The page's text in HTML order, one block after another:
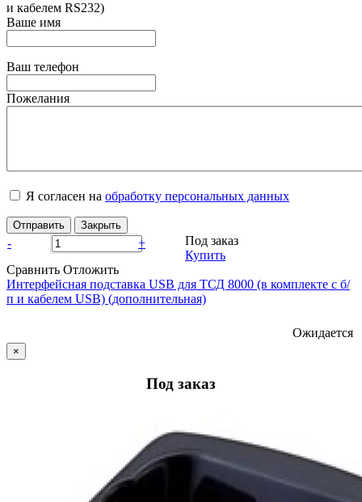
и кабелем RS232)
Ваше имя
Ваш телефон
Пожелания
Я согласен на обработку персональных данных
Отправить Закрыть
- +
Под заказ
Купить
Сравнить Отложить
Интерфейсная подставка USB для ТСД 8000 (в комплекте с б/
п и кабелем USB) (дополнительная)
Ожидается
×
Под заказ